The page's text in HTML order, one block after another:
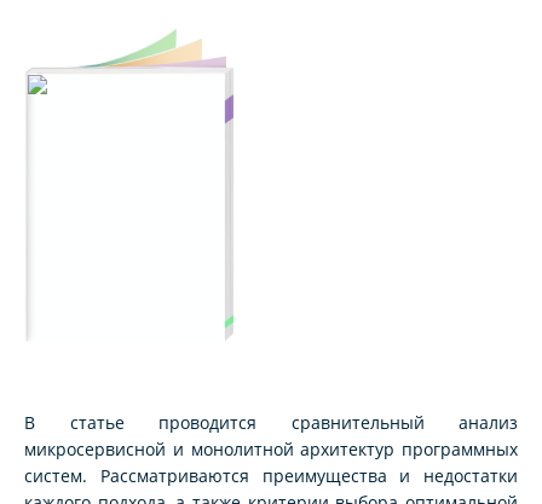
В статье проводится сравнительный анализ
микросервисной и монолитной архитектур программных
систем. Рассматриваются преимущества и недостатки